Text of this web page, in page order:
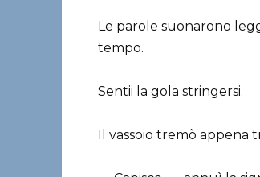
Le parole suonarono
tempo.
Sentii la gola stringersi.
Il vassoio tremò appena